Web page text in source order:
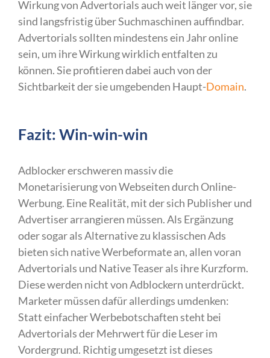
Wirkung von Advertorials auch weit länger vor, sie
sind langsfristig über Suchmaschinen auffindbar.
Advertorials sollten mindestens ein Jahr online
sein, um ihre Wirkung wirklich entfalten zu
können. Sie profitieren dabei auch von der
Sichtbarkeit der sie umgebenden Haupt-Domain.
Fazit: Win-win-win
Adblocker erschweren massiv die
Monetarisierung von Webseiten durch Online-
Werbung. Eine Realität, mit der sich Publisher und
Advertiser arrangieren müssen. Als Ergänzung
oder sogar als Alternative zu klassischen Ads
bieten sich native Werbeformate an, allen voran
Advertorials und Native Teaser als ihre Kurzform.
Diese werden nicht von Adblockern unterdrückt.
Marketer müssen dafür allerdings umdenken:
Statt einfacher Werbebotschaften steht bei
Advertorials der Mehrwert für die Leser im
Vordergrund. Richtig umgesetzt ist dieses